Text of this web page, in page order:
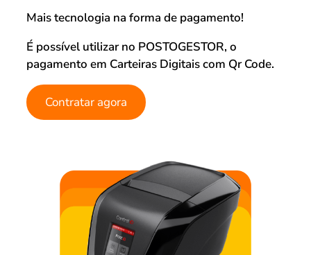
Mais tecnologia na forma de pagamento!
É possível utilizar no POSTOGESTOR, o
pagamento em Carteiras Digitais com Qr Code.
Contratar agora